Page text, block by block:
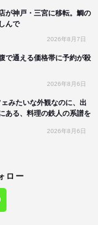
が神戸・三宮に移転。鯛の
んで
2026年8月7日
で通える価格帯に予約が殺
2026年8月6日
みたいな外観なのに、出
ある、料理の鉄人の系譜を
2026年8月6日
ロー